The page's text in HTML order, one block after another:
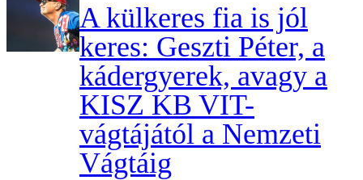
A külkeres fia is jól
keres: Geszti Péter, a
kádergyerek, avagy a
KISZ KB VIT-
vágtájától a Nemzeti
Vágtáig